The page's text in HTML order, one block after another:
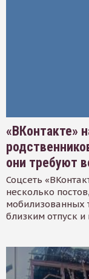
«ВКонтакте»
они требуют
Соцсеть
несколько
мобилизованных
близким отпуск